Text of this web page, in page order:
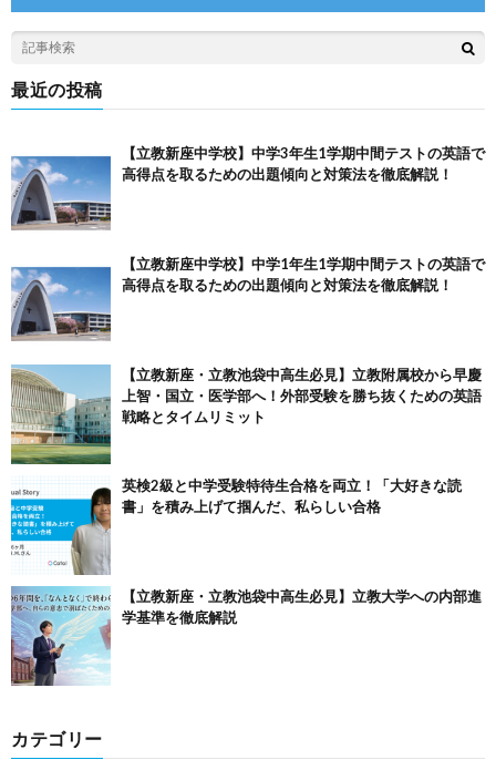
最近の投稿
【立教新座中学校】中学3年生1学期中間テストの英語で
高得点を取るための出題傾向と対策法を徹底解説！
【立教新座中学校】中学1年生1学期中間テストの英語で
高得点を取るための出題傾向と対策法を徹底解説！
【立教新座・立教池袋中高生必見】立教附属校から早慶
上智・国立・医学部へ！外部受験を勝ち抜くための英語
戦略とタイムリミット
英検2級と中学受験特待生合格を両立！「大好きな読
書」を積み上げて掴んだ、私らしい合格
【立教新座・立教池袋中高生必見】立教大学への内部進
学基準を徹底解説
カテゴリー